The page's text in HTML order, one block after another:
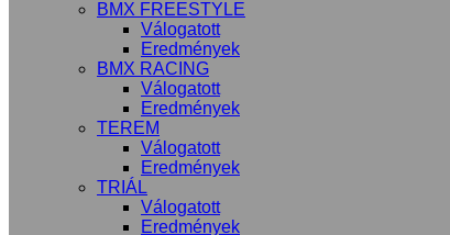
BMX FREESTYLE
Válogatott
Eredmények
BMX RACING
Válogatott
Eredmények
TEREM
Válogatott
Eredmények
TRIÁL
Válogatott
Eredmények